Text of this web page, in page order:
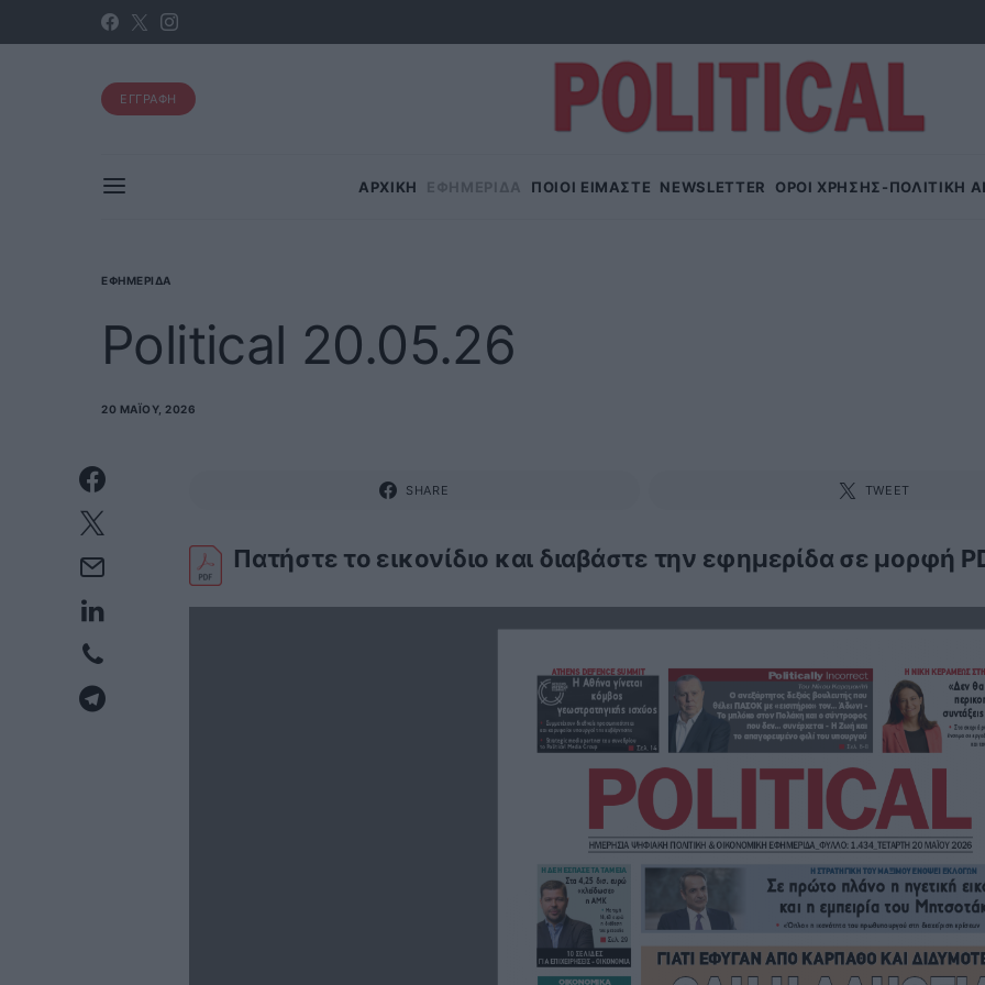
ΕΓΓΡΑΦΗ
ΑΡΧΙΚΗ ΕΦΗΜΕΡΙΔΑ ΠΟΙΟΙ ΕΙΜΑΣΤΕ NEWSLETTER OΡΟΙ ΧΡΗΣΗΣ-ΠΟΛΙΤΙΚΗ
ΕΦΗΜΕΡΊΔΑ
Political 20.05.26
20 ΜΑΪ́ΟΥ, 2026
SHARE TWEET
Πατήστε το εικονίδιο και διαβάστε την εφημερίδα σε μορφή